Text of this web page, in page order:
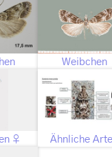
Weibchen
♀ Ähnliche